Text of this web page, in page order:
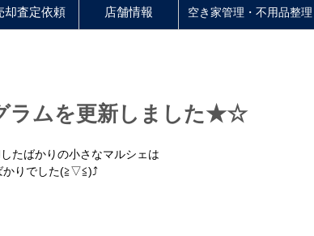
却査定依頼 店舗情報 空き家管理・不用品整
ラムを更新しました★☆
たばかりの小さなマルシェは
かりでした(≧▽≦)⤴